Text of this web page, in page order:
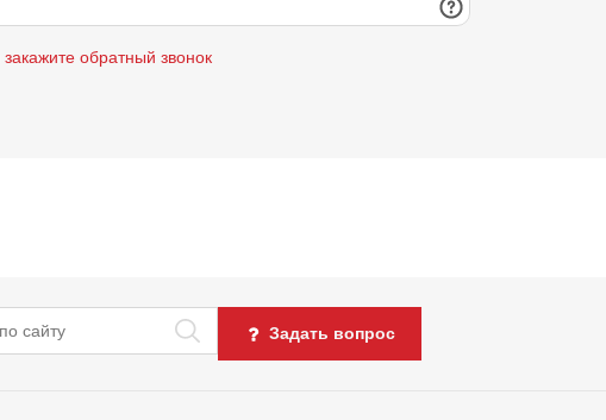
закажите обратный звонок
Задать вопрос